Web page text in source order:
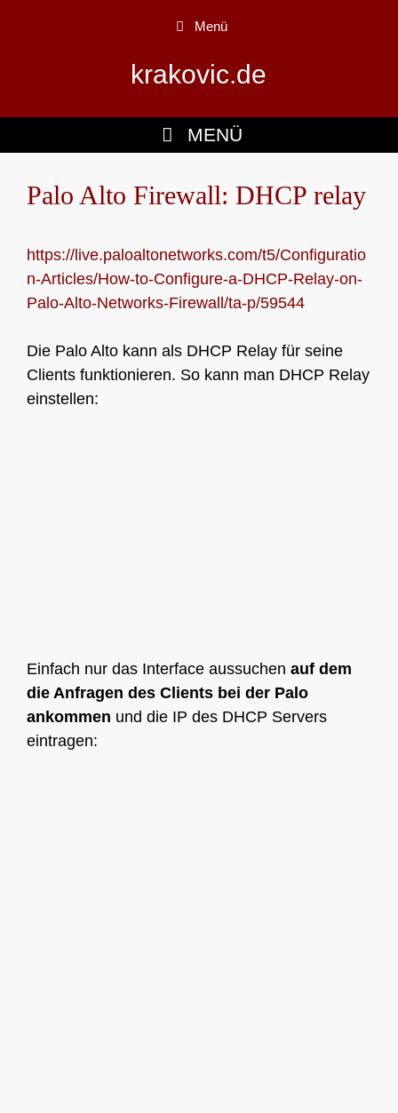
Menü
krakovic.de
MENÜ
Palo Alto Firewall: DHCP relay
https://live.paloaltonetworks.com/t5/Configuratio
n-Articles/How-to-Configure-a-DHCP-Relay-on-
Palo-Alto-Networks-Firewall/ta-p/59544
Die Palo Alto kann als DHCP Relay für seine
Clients funktionieren. So kann man DHCP Relay
einstellen:
Einfach nur das Interface aussuchen auf dem
die Anfragen des Clients bei der Palo
ankommen und die IP des DHCP Servers
eintragen: